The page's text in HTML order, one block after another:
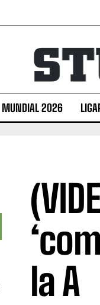
MUNDIAL 2026
la A